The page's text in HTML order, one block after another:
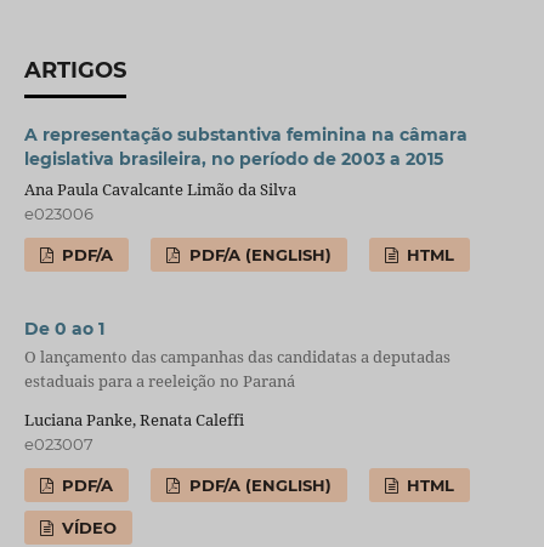
ARTIGOS
A representação substantiva feminina na câmara
legislativa brasileira, no período de 2003 a 2015
Ana Paula Cavalcante Limão da Silva
e023006
PDF/A PDF/A (ENGLISH) HTML
De 0 ao 1
O lançamento das campanhas das candidatas a deputadas
estaduais para a reeleição no Paraná
Luciana Panke, Renata Caleffi
e023007
PDF/A PDF/A (ENGLISH) HTML
VÍDEO